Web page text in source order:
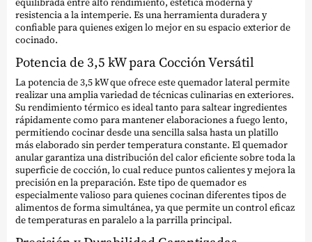
resistencia a la intemperie. Es una herramienta duradera y
confiable para quienes exigen lo mejor en su espacio exterior de
cocinado.
Potencia de 3,5 kW para Cocción Versátil
La potencia de 3,5 kW que ofrece este quemador lateral permite
realizar una amplia variedad de técnicas culinarias en exteriores.
Su rendimiento térmico es ideal tanto para saltear ingredientes
rápidamente como para mantener elaboraciones a fuego lento,
permitiendo cocinar desde una sencilla salsa hasta un platillo
más elaborado sin perder temperatura constante. El quemador
anular garantiza una distribución del calor eficiente sobre toda la
superficie de cocción, lo cual reduce puntos calientes y mejora la
precisión en la preparación. Este tipo de quemador es
especialmente valioso para quienes cocinan diferentes tipos de
alimentos de forma simultánea, ya que permite un control eficaz
de temperaturas en paralelo a la parrilla principal.